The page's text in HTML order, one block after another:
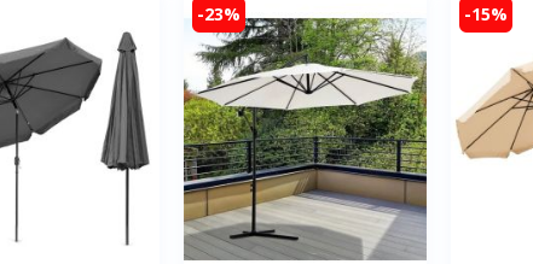
-23% -15%